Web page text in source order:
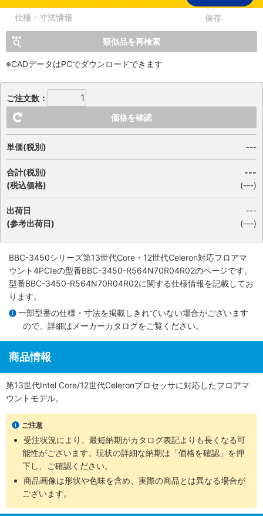
仕様・寸法情報 保存
類似品を再検索
※CADデータはPCでダウンロードできます
ご注文数：
価格を確認
単価(税別) ---
合計(税別)
(税込価格)
---
(---)
出荷日
(参考出荷日)
---
(---)
BBC-3450シリーズ第13世代Core・12世代Celeron対応フロアマ
ウント4PCIeの型番BBC-3450-R564N70R04R02のページです。
型番BBC-3450-R564N70R04R02に関する仕様情報を記載してお
ります。
一部型番の仕様・寸法を掲載しきれていない場合がございます
ので、詳細は メーカーカタログをご覧ください。
商品情報
第13世代Intel Core/12世代Celeronプロセッサに対応したフロアマ
ウントモデル。
ご注意
受注状況により、最短納期がカタログ表記よりも長くなる可
能性がございます。現状の詳細な納期は「価格を確認」を押
下し、ご確認ください。
商品画像は形状や色味を含め、実際の商品とは異なる場合が
ございます。